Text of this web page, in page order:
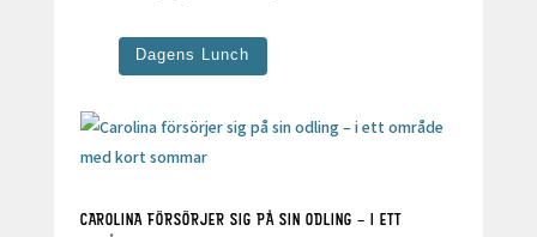
Dagens Lunch
CAROLINA FÖRSÖRJER SIG PÅ SIN ODLING – I ETT